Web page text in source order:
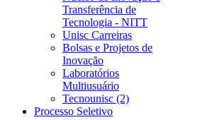
Transferência de
Tecnologia - NITT
Unisc Carreiras
Bolsas e Projetos de
Inovação
Laboratórios
Multiusuário
Tecnounisc (2)
Processo Seletivo